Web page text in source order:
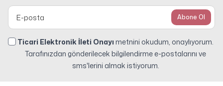
Abone Ol
Ticari Elektronik İleti Onayı metnini okudum, onaylıyorum.
Tarafınızdan gönderilecek bilgilendirme e-postalarını ve
sms'lerini almak istiyorum.